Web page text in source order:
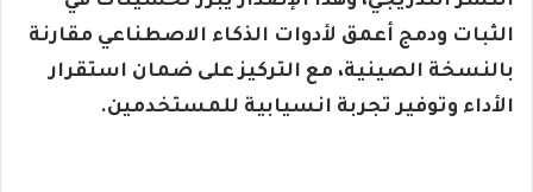
الثبات ودمج أعمق لأدوات الذكاء الاصطناعي مقارنة
بالنسخة الصينية، مع التركيز على ضمان استقرار
الأداء وتوفير تجربة انسيابية للمستخدمين.